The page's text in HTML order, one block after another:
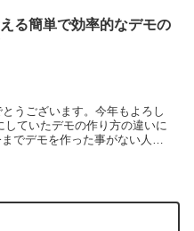
る簡単で効率的なデモの
うございます。今年もよろし
ていたデモの作り方の違いに
でデモを作った事がない人の